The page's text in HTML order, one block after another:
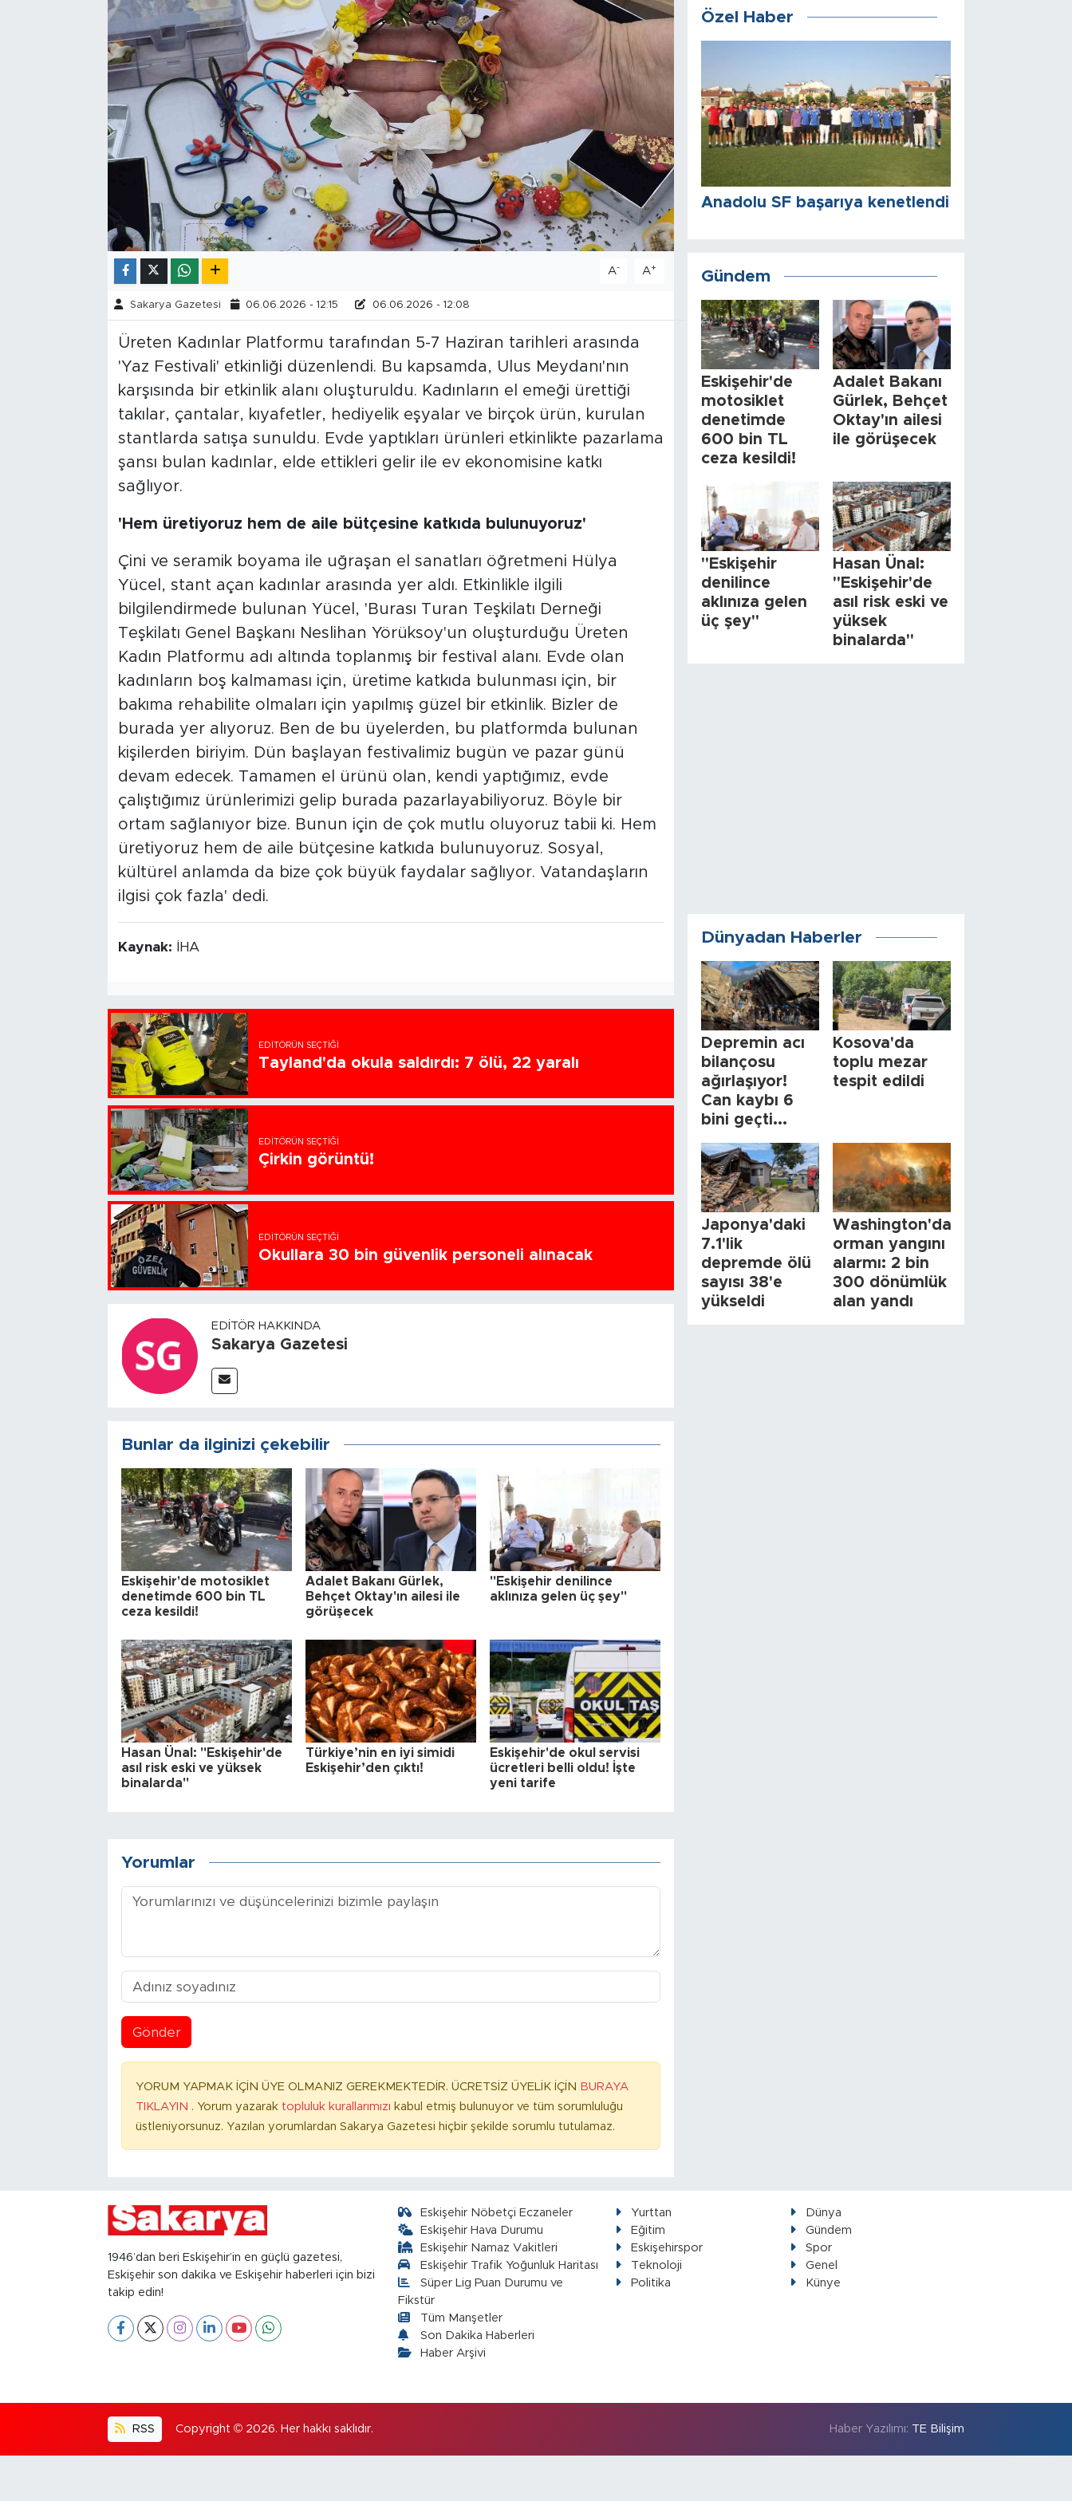
A- A+
Sakarya Gazetesi 06.06.2026 - 12:15 06.06.2026 - 12:08
Üreten Kadınlar Platformu tarafından 5-7 Haziran tarihleri arasında
'Yaz Festivali' etkinliği düzenlendi. Bu kapsamda, Ulus Meydanı'nın
karşısında bir etkinlik alanı oluşturuldu. Kadınların el emeği ürettiği
takılar, çantalar, kıyafetler, hediyelik eşyalar ve birçok ürün, kurulan
stantlarda satışa sunuldu. Evde yaptıkları ürünleri etkinlikte pazarlama
şansı bulan kadınlar, elde ettikleri gelir ile ev ekonomisine katkı
sağlıyor.
'Hem üretiyoruz hem de aile bütçesine katkıda bulunuyoruz'
Çini ve seramik boyama ile uğraşan el sanatları öğretmeni Hülya
Yücel, stant açan kadınlar arasında yer aldı. Etkinlikle ilgili
bilgilendirmede bulunan Yücel, 'Burası Turan Teşkilatı Derneği
Teşkilatı Genel Başkanı Neslihan Yörüksoy'un oluşturduğu Üreten
Kadın Platformu adı altında toplanmış bir festival alanı. Evde olan
kadınların boş kalmaması için, üretime katkıda bulunması için, bir
bakıma rehabilite olmaları için yapılmış güzel bir etkinlik. Bizler de
burada yer alıyoruz. Ben de bu üyelerden, bu platformda bulunan
kişilerden biriyim. Dün başlayan festivalimiz bugün ve pazar günü
devam edecek. Tamamen el ürünü olan, kendi yaptığımız, evde
çalıştığımız ürünlerimizi gelip burada pazarlayabiliyoruz. Böyle bir
ortam sağlanıyor bize. Bunun için de çok mutlu oluyoruz tabii ki. Hem
üretiyoruz hem de aile bütçesine katkıda bulunuyoruz. Sosyal,
kültürel anlamda da bize çok büyük faydalar sağlıyor. Vatandaşların
ilgisi çok fazla' dedi.
Kaynak: İHA
EDITÖRÜN SEÇTIĞI
Tayland'da okula saldırdı: 7 ölü, 22 yaralı
EDITÖRÜN SEÇTIĞI
Çirkin görüntü!
EDITÖRÜN SEÇTIĞI
Okullara 30 bin güvenlik personeli alınacak
EDITÖR HAKKINDA
Sakarya Gazetesi
Bunlar da ilginizi çekebilir
Eskişehir'de motosiklet
denetimde 600 bin TL
ceza kesildi!
Adalet Bakanı Gürlek,
Behçet Oktay'ın ailesi ile
görüşecek
"Eskişehir denilince
aklınıza gelen üç şey"
Hasan Ünal: "Eskişehir'de
asıl risk eski ve yüksek
binalarda"
Türkiye’nin en iyi simidi
Eskişehir’den çıktı!
Eskişehir'de okul servisi
ücretleri belli oldu! İşte
yeni tarife
Yorumlar
Gönder
YORUM YAPMAK İÇİN ÜYE OLMANIZ GEREKMEKTEDİR. ÜCRETSİZ ÜYELİK İÇİN BURAYA
TIKLAYIN . Yorum yazarak topluluk kurallarımızı kabul etmiş bulunuyor ve tüm sorumluluğu
üstleniyorsunuz. Yazılan yorumlardan Sakarya Gazetesi hiçbir şekilde sorumlu tutulamaz.
Özel Haber
Anadolu SF başarıya kenetlendi
Gündem
Eskişehir'de
motosiklet
denetimde
600 bin TL
ceza kesildi!
Adalet Bakanı
Gürlek, Behçet
Oktay'ın ailesi
ile görüşecek
"Eskişehir
denilince
aklınıza gelen
üç şey"
Hasan Ünal:
"Eskişehir'de
asıl risk eski ve
yüksek
binalarda"
Dünyadan Haberler
Depremin acı
bilançosu
ağırlaşıyor!
Can kaybı 6
bini geçti...
Kosova'da
toplu mezar
tespit edildi
Japonya'daki
7.1'lik
depremde ölü
sayısı 38'e
yükseldi
Washington'da
orman yangını
alarmı: 2 bin
300 dönümlük
alan yandı
1946’dan beri Eskişehir’in en güçlü gazetesi,
Eskişehir son dakika ve Eskişehir haberleri için bizi
takip edin!
Eskişehir Nöbetçi Eczaneler
Eskişehir Hava Durumu
Eskişehir Namaz Vakitleri
Eskişehir Trafik Yoğunluk Haritası
Süper Lig Puan Durumu ve
Fikstür
Tüm Manşetler
Son Dakika Haberleri
Haber Arşivi
Yurttan
Dünya
Eğitim
Gündem
Eskişehirspor
Spor
Teknoloji
Genel
Politika
Künye
RSS Copyright © 2026. Her hakkı saklıdır. Haber Yazılımı: TE Bilişim
Resmi İlanlar
Foto Şaka